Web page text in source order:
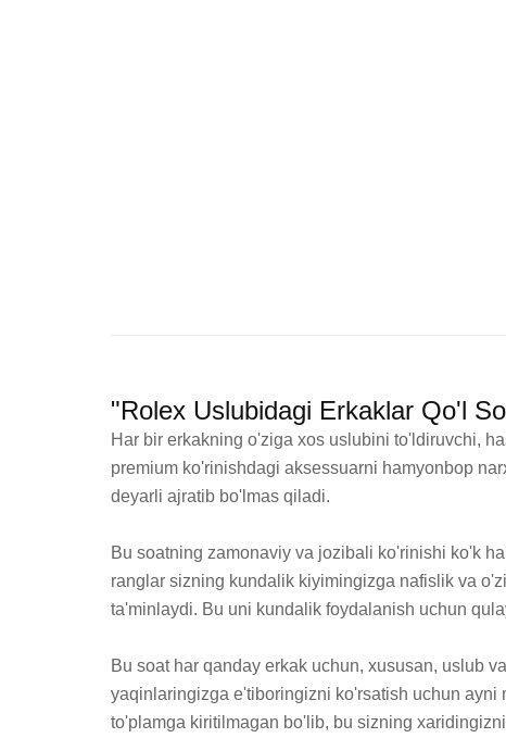
"Rolex Uslubidagi Erkaklar Qo'l
Har bir erkakning o'ziga xos uslubini to'ldiruvchi,
premium ko'rinishdagi aksessuarni hamyonbop
deyarli ajratib bo'lmas qiladi.
Bu soatning zamonaviy va jozibali ko'rinishi ko'k
ranglar sizning kundalik kiyimingizga nafislik va
ta'minlaydi. Bu uni kundalik foydalanish uchun
Bu soat har qanday erkak uchun, xususan, uslub
yaqinlaringizga e'tiboringizni ko'rsatish uchun
to'plamga kiritilmagan bo'lib, bu sizning